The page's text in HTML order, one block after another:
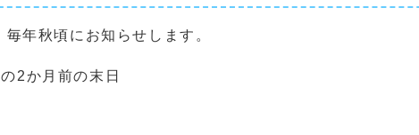
秋頃にお知らせします。
2か月前の末日